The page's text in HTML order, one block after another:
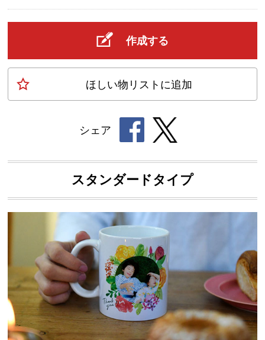
作成する
ほしい物 リスト に追加
シェア
スタンダードタイプ